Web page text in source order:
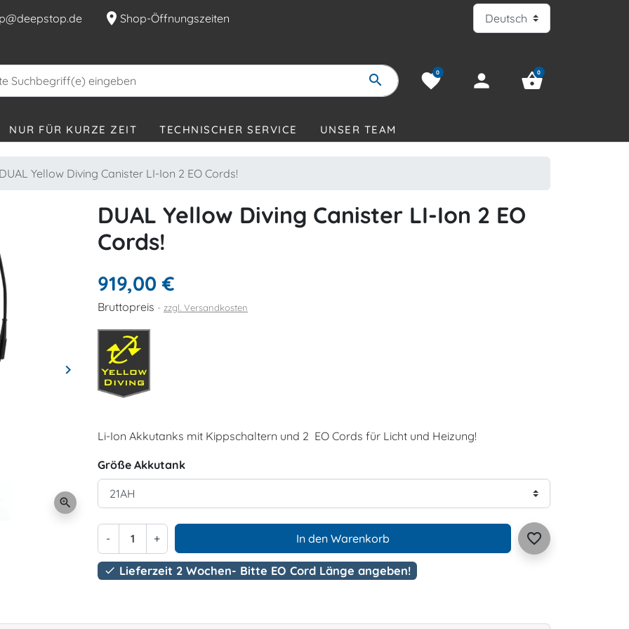
location_on Shop-Öffnungszeiten
search favorite
0 person shopping_basket
0
NUR FÜR KURZE ZEIT TECHNISCHER SERVICE UNSER TEAM
DUAL Yellow Diving Canister LI-Ion 2 EO Cords!
Weiter
keyboard_arrow_right
zoom_in
DUAL Yellow Diving Canister LI-Ion 2 EO
Cords!
919,00 €
Bruttopreis zzgl. Versandkosten
Li-Ion Akkutanks mit Kippschaltern und 2 EO Cords für Licht und Heizung!
Größe Akkutank
- + In den Warenkorb favorite_border
 Lieferzeit 2 Wochen- Bitte EO Cord Länge angeben!